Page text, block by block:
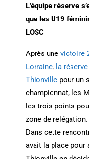
L’équipe réserve
que les U19
LOSC
Après une victoire
Lorraine, la
Thionvillepour un
championnat, les
les trois points
zone de relégation.
Dans cette
avait la place pour